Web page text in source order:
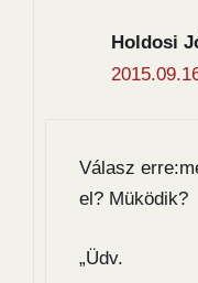
Holdosi
Válasz
el? Müködik?
„Üdv.